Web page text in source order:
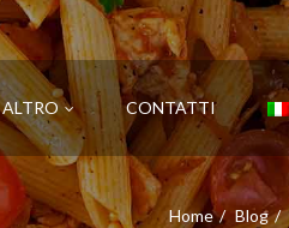
ALTRO CONTATTI
Home Blog